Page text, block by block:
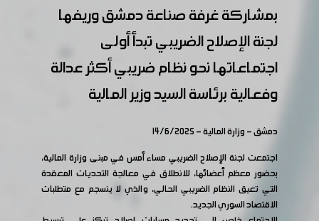
بمشاركة غرفة صناعة دمشق وريفها
لجنة الإصلاح الضريبي تبدأ أولى
اجتماعاتها نحو نظام ضريبي أكثر عدالة
وفعالية برئاسة السيد وزير المالية
دمشق - وزارة المالية - 14/6/2025
اجتمعت لجنة الإصلاح الضريبي مساء أمس في مبنى وزارة المالية،
بحضور معظم أعضائها، للانطلاق في معالجة التحديات المعقدة
التي تعيق النظام الضريبي الحالي، والذي لا ينسجم مع متطلبات
الاقتصاد السوري الجديد.